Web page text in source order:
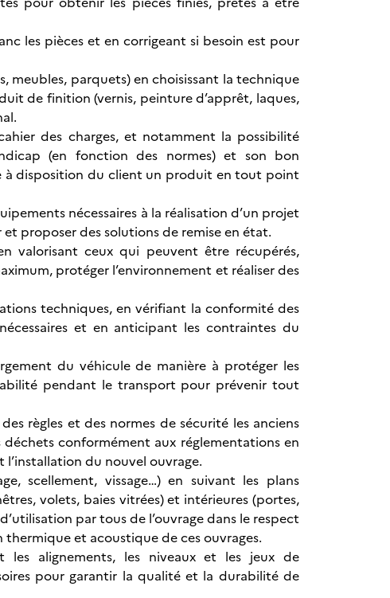
les pièces et en corrigeant si besoin est pour
meubles, parquets) en choisissant la technique
de finition (vernis, peinture d’apprêt, laques,
des charges, et notamment la possibilité
(en fonction des normes) et son bon
disposition du client un produit en tout point
nécessaires à la réalisation d’un projet
proposer des solutions de remise en état.
valorisant ceux qui peuvent être récupérés,
protéger l’environnement et réaliser des
techniques, en vérifiant la conformité des
et en anticipant les contraintes du
du véhicule de manière à protéger les
pendant le transport pour prévenir tout
règles et des normes de sécurité les anciens
conformément aux réglementations en
du nouvel ouvrage.
scellement, vissage…) en suivant les plans
volets, baies vitrées) et intérieures (portes,
par tous de l’ouvrage dans le respect
et acoustique de ces ouvrages.
les alignements, les niveaux et les jeux de
pour garantir la qualité et la durabilité de